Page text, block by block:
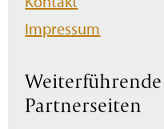
Impressum
Partnerseiten